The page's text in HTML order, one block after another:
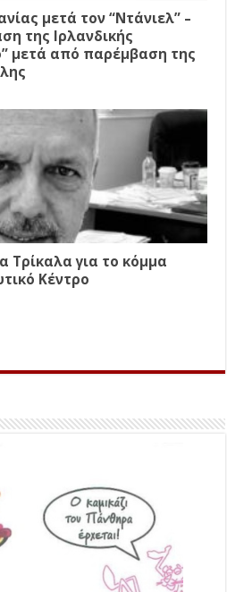
μετά τον “Ντάνιελ” –
της Ιρλανδικής
μετά από παρέμβαση της
Τρίκαλα για το κόμμα
Κέντρο